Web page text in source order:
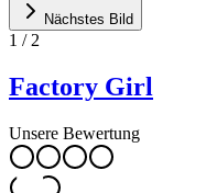
Nächstes Bild
1 / 2
Factory Girl
Unsere Bewertung